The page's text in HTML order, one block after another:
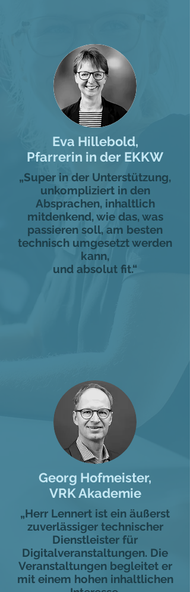
Eva Hillebold,
Pfarrerin in der EKKW
„Super in der Unterstützung,
unkompliziert in den
Absprachen, inhaltlich
mitdenkend, wie das, was
passieren soll, am besten
technisch umgesetzt werden
kann,
und absolut fit.“
Georg Hofmeister,
VRK Akademie
„Herr Lennert ist ein äußerst
zuverlässiger technischer
Dienstleister für
Digitalveranstaltungen. Die
Veranstaltungen begleitet er
mit einem hohen inhaltlichen